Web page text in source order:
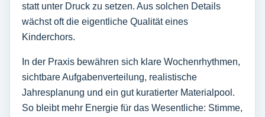
statt unter Druck zu setzen. Aus solchen Details
wächst oft die eigentliche Qualität eines
Kinderchors.
In der Praxis bewähren sich klare Wochenrhythmen,
sichtbare Aufgabenverteilung, realistische
Jahresplanung und ein gut kuratierter Materialpool.
So bleibt mehr Energie für das Wesentliche: Stimme,